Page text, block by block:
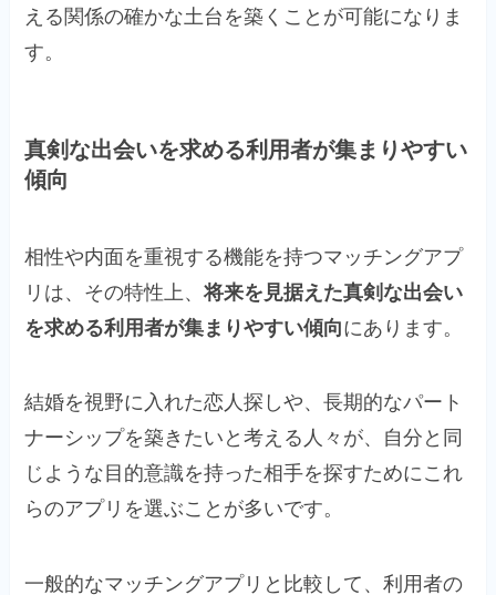
える関係の確かな土台を築くことが可能になりま
す。
真剣な出会いを求める利用者が集まりやすい
傾向
相性や内面を重視する機能を持つマッチングアプ
リは、その特性上、将来を見据えた真剣な出会い
を求める利用者が集まりやすい傾向にあります。
結婚を視野に入れた恋人探しや、長期的なパート
ナーシップを築きたいと考える人々が、自分と同
じような目的意識を持った相手を探すためにこれ
らのアプリを選ぶことが多いです。
一般的なマッチングアプリと比較して、利用者の